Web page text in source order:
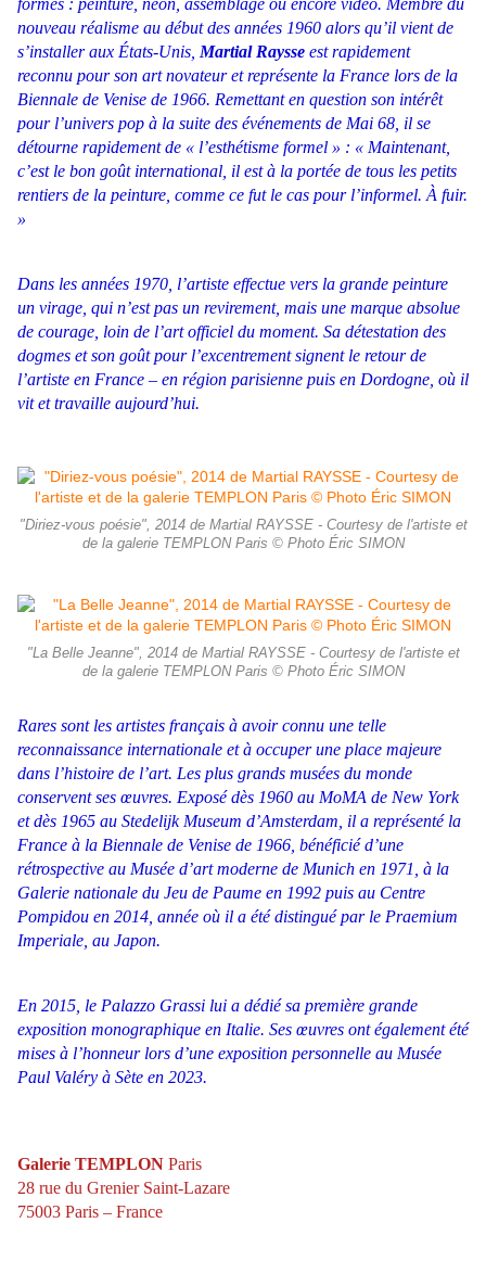
formes : peinture, néon, assemblage ou encore vidéo. Membre du
nouveau réalisme au début des années 1960 alors qu’il vient de
s’installer aux États-Unis, Martial Raysse est rapidement
reconnu pour son art novateur et représente la France lors de la
Biennale de Venise de 1966. Remettant en question son intérêt
pour l’univers pop à la suite des événements de Mai 68, il se
détourne rapidement de « l’esthétisme formel » : « Maintenant,
c’est le bon goût international, il est à la portée de tous les petits
rentiers de la peinture, comme ce fut le cas pour l’informel. À fuir.
»
Dans les années 1970, l’artiste effectue vers la grande peinture
un virage, qui n’est pas un revirement, mais une marque absolue
de courage, loin de l’art officiel du moment. Sa détestation des
dogmes et son goût pour l’excentrement signent le retour de
l’artiste en France – en région parisienne puis en Dordogne, où il
vit et travaille aujourd’hui.
"Diriez-vous poésie", 2014 de Martial RAYSSE - Courtesy de l'artiste et
de la galerie TEMPLON Paris © Photo Éric SIMON
"La Belle Jeanne", 2014 de Martial RAYSSE - Courtesy de l'artiste et
de la galerie TEMPLON Paris © Photo Éric SIMON
Rares sont les artistes français à avoir connu une telle
reconnaissance internationale et à occuper une place majeure
dans l’histoire de l’art. Les plus grands musées du monde
conservent ses œuvres. Exposé dès 1960 au MoMA de New York
et dès 1965 au Stedelijk Museum d’Amsterdam, il a représenté la
France à la Biennale de Venise de 1966, bénéficié d’une
rétrospective au Musée d’art moderne de Munich en 1971, à la
Galerie nationale du Jeu de Paume en 1992 puis au Centre
Pompidou en 2014, année où il a été distingué par le Praemium
Imperiale, au Japon.
En 2015, le Palazzo Grassi lui a dédié sa première grande
exposition monographique en Italie. Ses œuvres ont également été
mises à l’honneur lors d’une exposition personnelle au Musée
Paul Valéry à Sète en 2023.
Galerie TEMPLON Paris
28 rue du Grenier Saint-Lazare
75003 Paris – France